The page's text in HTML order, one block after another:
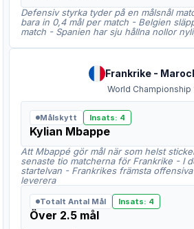
Defensiv styrka tyder på en målsnål
bara in 0,4 mål per match - Belgien
match - Spanien har sju hållna nollor
Frankrike-
World Championship
Målskytt Insats: 4
Kylian Mbappe
Att Mbappé gör mål när som helst
senaste tio matcherna för Frankrike - I
startelvan - Frankrikes främsta
leverera
Totalt Antal Mål Insats: 4
Över 2.5 mål